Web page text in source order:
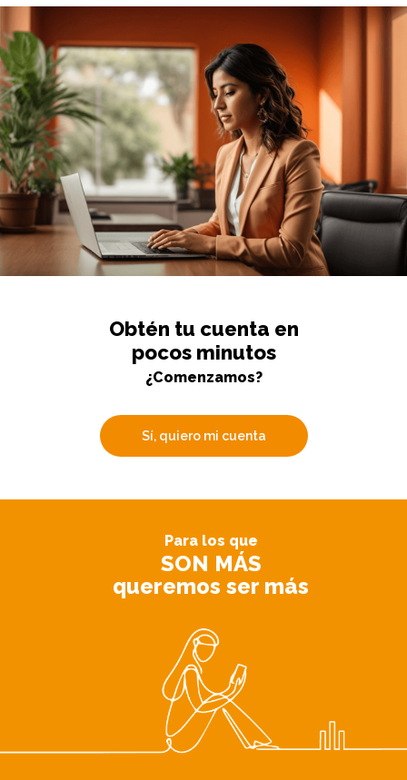
Obtén tu cuenta en
pocos minutos
¿Comenzamos?
Sí, quiero mi cuenta
Para los que
SON MÁS
queremos ser más